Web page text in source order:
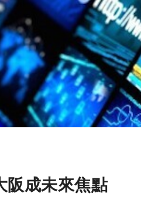
阪成未來焦點